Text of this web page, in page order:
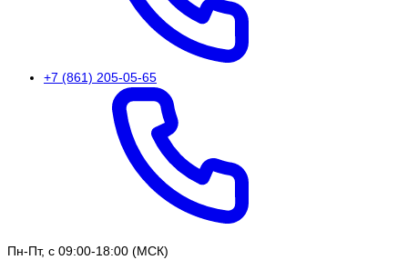
+7 (861) 205-05-65
Пн-Пт, с 09:00-18:00 (МСК)